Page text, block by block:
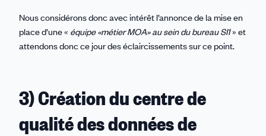
Nous considérons donc avec intérêt l’annonce de la mise en
place d’une « équipe «métier MOA» au sein du bureau SI1» et
attendons donc ce jour des éclaircissements sur ce point.
3) Création du centre de
qualité des données de